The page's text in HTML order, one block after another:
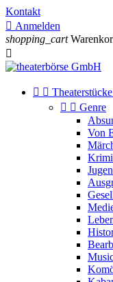
Kontakt
 Anmelden
shopping_cart

 
  Genre
Von